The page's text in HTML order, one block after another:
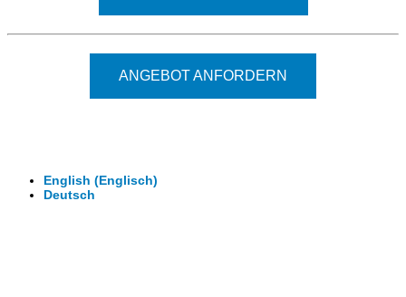
ANGEBOT ANFORDERN
English (Englisch)
Deutsch